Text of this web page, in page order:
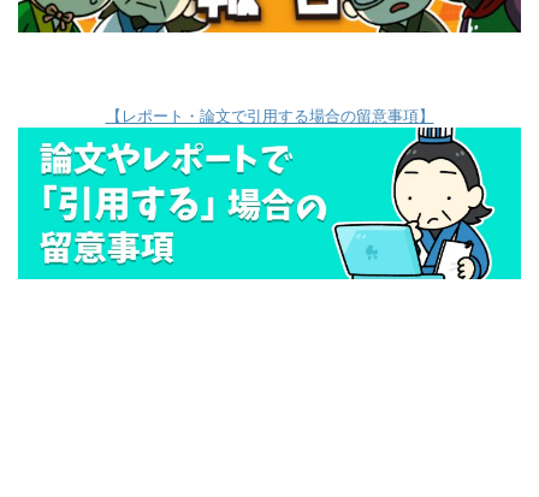
【レポート・論文で引用する場合の留意事項】